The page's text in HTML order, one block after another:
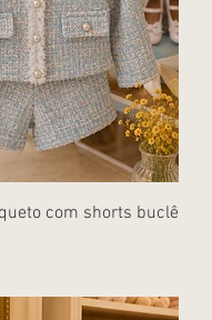
com shorts buclê